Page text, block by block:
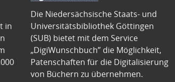
in
Die Niedersächsische Staats- und
Universitätsbibliothek Göttingen
(SUB) bietet mit dem Service
„DigiWunschbuch” die Möglichkeit,
Patenschaften für die Digitalisierung
von Büchern zu übernehmen.